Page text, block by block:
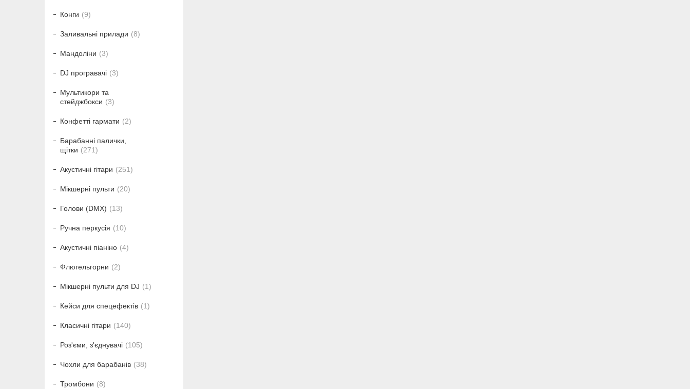
Конги 9
Заливальні прилади 8
Мандоліни 3
DJ програвачі 3
Мультикори та
стейджбокси
3
Конфетті гармати 2
Барабанні палички,
щітки
271
Акустичні гітари 251
Мікшерні пульти 20
Голови (DMX) 13
Ручна перкусія 10
Акустичні піаніно 4
Флюгельгорни 2
Мікшерні пульти для DJ 1
Кейси для спецефектів 1
Класичні гітари 140
Роз'єми, з'єднувачі 105
Чохли для барабанів 38
Тромбони 8